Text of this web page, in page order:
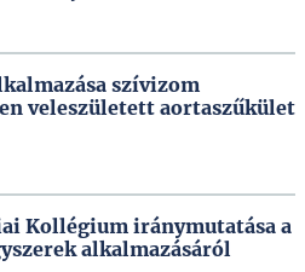
szívizom
veleszületett aortaszűkület
Kollégium iránymutatása a
alkalmazásáról